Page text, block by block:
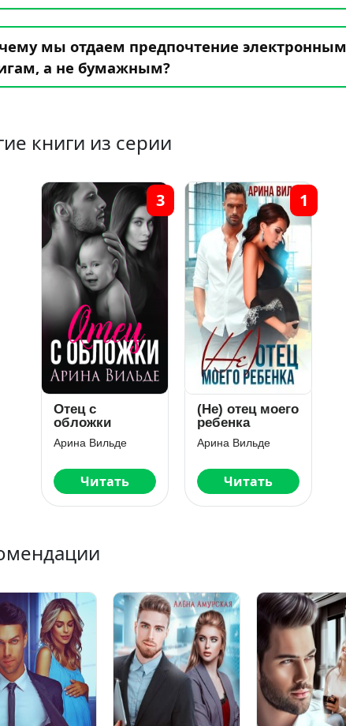
мы отдаем предпочтение электронным
а не бумажным?
книги из серии
Отец с
обложки
Арина Вильде
Читать
3
(Не) отец моего
ребенка
Арина Вильде
Читать
1